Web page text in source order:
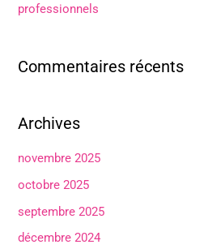
professionnels
Commentaires récents
Archives
novembre 2025
octobre 2025
septembre 2025
décembre 2024